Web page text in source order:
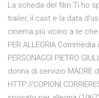
La scheda del film Ti ho
trailer, il cast e la data
cinema più vicino a te che
PER ALLEGRIA
PERSONAGGI PIETRO
donna di servizio MADRE
HTTP://